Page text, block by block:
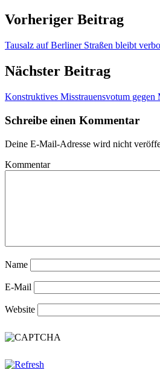
Vorheriger Beitrag
Tausalz auf Berliner Straßen bleibt
Nächster Beitrag
Konstruktives Misstrauensvotum gegen
Schreibe einen Kommentar
Deine E-Mail-Adresse wird nicht
Kommentar
Name
E-Mail
Website